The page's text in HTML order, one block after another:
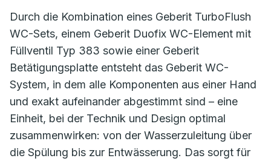
Durch die Kombination eines Geberit TurboFlush
WC-Sets, einem Geberit Duofix WC-Element mit
Füllventil Typ 383 sowie einer Geberit
Betätigungsplatte entsteht das Geberit WC-
System, in dem alle Komponenten aus einer Hand
und exakt aufeinander abgestimmt sind – eine
Einheit, bei der Technik und Design optimal
zusammenwirken: von der Wasserzuleitung über
die Spülung bis zur Entwässerung. Das sorgt für